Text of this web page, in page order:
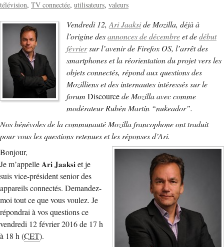
télévision TV connectée utilisateurs valeurs
Vendredi 12,Ari Jaakside Mozilla, déjà à
l’origine desannonces de décembreet dedébut
févriersur l’avenir de Firefox OS, l’arrêt des
smartphones et la réorientation du projet vers les
objets connectés, répond aux questions des
Mozilliens et des internautes intéressés sur le
forumDiscourcede Mozilla avec comme
modérateur Rubén Martín “nukeador”.
Nos bénévoles de la communauté Mozilla francophone ont traduit
pour vous les questions retenues et les réponses d’Ari.
Bonjour,
Je m’appelleAri Jaaksiet je
suis vice-président senior des
appareils connectés. Demandez-
moi tout ce que vous voulez. Je
répondrai à vos questions ce
vendredi 12 février 2016 de 17 h
à 18 h (CET).